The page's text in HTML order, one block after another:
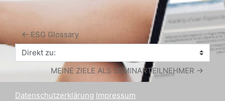
← ESG Glossary
Direkt zu:
MEINE ZIELE ALS SEMINARTEILNEHMER →
Datenschutzerklärung Impressum